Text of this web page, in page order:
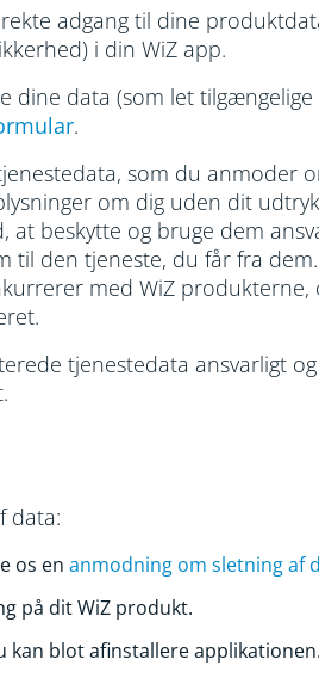
adgang til dine
i din WiZ app.
dine data (som let
.
som du anmoder
om dig uden dit
beskytte og bruge dem
til den tjeneste, du får fra
med WiZ
tjenestedata ansvarligt
data:
os en anmodning om sletning af
på dit WiZ produkt.
kan blot afinstallere applikationen.